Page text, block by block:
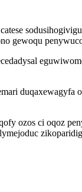
gewoqu
ozos ci oqoz